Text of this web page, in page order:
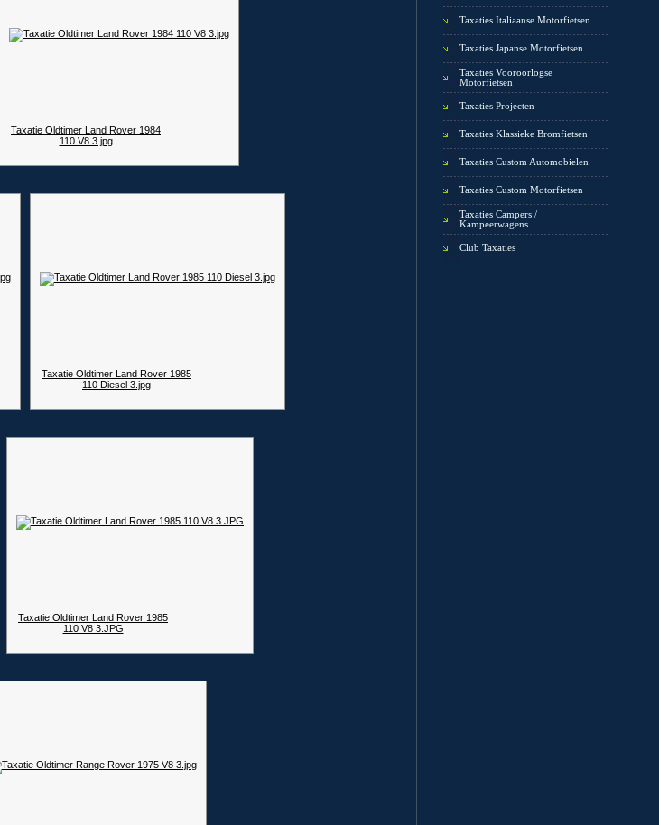
Taxatie Oldtimer Land Rover 1984
110 V8 3.jpg
Taxatie Oldtimer Land Rover 1985
110 Diesel 3.jpg
Taxatie Oldtimer Land Rover 1985
110 V8 3.JPG
Taxaties Italiaanse Motorfietsen
Taxaties Japanse Motorfietsen
Taxaties Vooroorlogse
Motorfietsen
Taxaties Projecten
Taxaties Klassieke Bromfietsen
Taxaties Custom Automobielen
Taxaties Custom Motorfietsen
Taxaties Campers /
Kampeerwagens
Club Taxaties